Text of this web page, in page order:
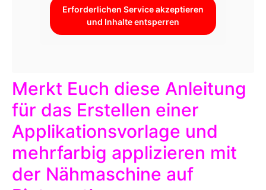
Erforderlichen Service akzeptieren
und Inhalte entsperren
Merkt Euch diese Anleitung
für das Erstellen einer
Applikationsvorlage und
mehrfarbig applizieren mit
der Nähmaschine auf